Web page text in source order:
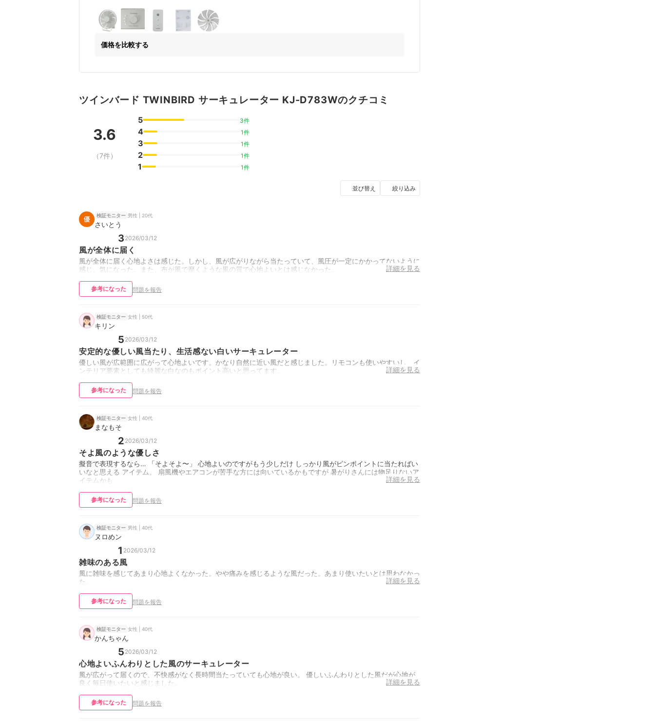
価格を比較する
ツインバード TWINBIRD サーキュレーター KJ-D783Wのクチコミ
3.6
（7件）
5 3件
4 1件
3 1件
2 1件
1 1件
並び替え 絞り込み
検証モニター 男性 | 20代
さいとう
3 2026/03/12
風が全体に届く
風が全体に届く心地よさは感じた。しかし、風が広がりながら当たっていて、風圧が一定にかかってないように
感じ、気になった。また、布が風で靡くような風の質で心地よいとは感じなかった。
詳細を見る
参考になった 問題を報告
検証モニター 女性 | 50代
キリン
5 2026/03/12
安定的な優しい風当たり、生活感ない白いサーキュレーター
優しい風が広範囲に広がって心地よいです。かなり自然に近い風だと感じました。リモコンも使いやすいし、イ
ンテリア要素としても綺麗な白なのもポイント高いと思ってます。
詳細を見る
参考になった 問題を報告
検証モニター 女性 | 40代
まなもそ
2 2026/03/12
そよ風のような優しさ
擬音で表現するなら… 「そよそよ〜」 心地よいのですがもう少しだけ しっかり風がピンポイントに当たればい
いなと思える アイテム。 扇風機やエアコンが苦手な方には向いているかもですが 暑がりさんには物足りないア
イテムかも
詳細を見る
参考になった 問題を報告
検証モニター 男性 | 40代
ヌロめン
1 2026/03/12
雑味のある風
風に雑味を感じてあまり心地よくなかった。やや痛みを感じるような風だった。あまり使いたいとは思わなかっ
た。
詳細を見る
参考になった 問題を報告
検証モニター 女性 | 40代
かんちゃん
5 2026/03/12
心地よいふんわりとした風のサーキュレーター
風が広がって届くので、不快感がなく長時間当たっていても心地が良い。 優しいふんわりとした風だが心地が
良く毎日使いたいと感じました。
詳細を見る
参考になった 問題を報告